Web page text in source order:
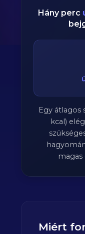
Hány perc
Egy átlagos
kcal)
Miért